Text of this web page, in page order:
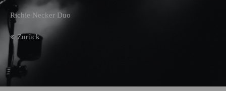
Richie Necker Duo
Zurück